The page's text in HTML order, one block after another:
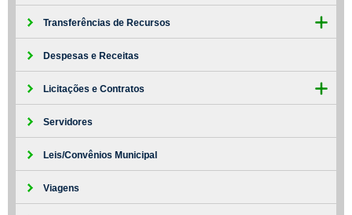
Transferências de Recursos
Despesas e Receitas
Licitações e Contratos
Servidores
Leis/Convênios Municipal
Viagens